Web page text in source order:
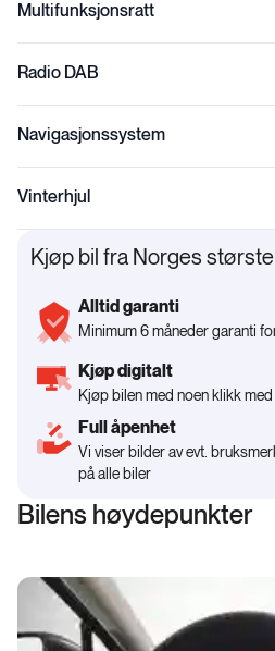
Multifunksjonsratt
Radio DAB
Navigasjonssystem
Vinterhjul
Kjøp bil fra Norges
Alltid garanti
Minimum 6 måneder garanti
Kjøp digitalt
Kjøp bilen med noen klikk
Full åpenhet
Vi viser bilder av evt.
på alle biler
Bilens høydepunkter